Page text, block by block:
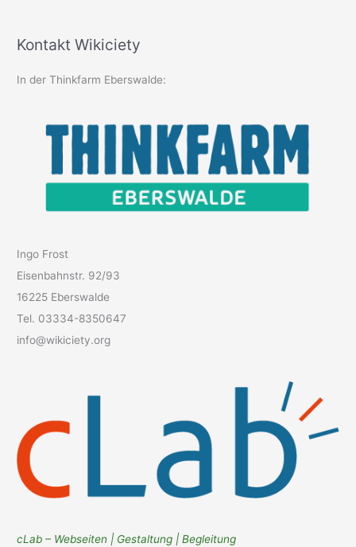
Kontakt Wikiciety
In der Thinkfarm Eberswalde:
Ingo Frost
Eisenbahnstr. 92/93
16225 Eberswalde
Tel. 03334-8350647
info@wikiciety.org
cLab – Webseiten | Gestaltung | Begleitung